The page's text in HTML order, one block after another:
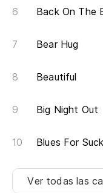
Back On The
Bear Hug
Beautiful
Big Night Out
Blues For
Ver todas las